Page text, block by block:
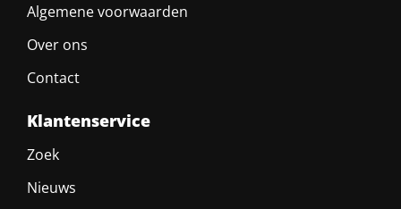
Algemene voorwaarden
Over ons
Contact
Klantenservice
Zoek
Nieuws